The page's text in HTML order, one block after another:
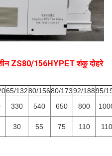
ZS80/156HYPET शंकु दोहरे
65/13280/15680/17392/18895/
330 540 650 800
30 55 75 110 110